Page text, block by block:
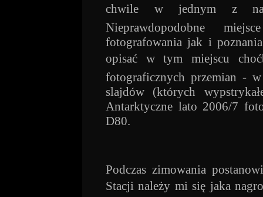
chwile w jednym z
Nieprawdopodobne
fotografowania jak i
opisać w tym miejscu
fotograficznych przemian -
slajdów (których
Antarktyczne lato 2006/7
D80.
Podczas zimowania
Stacji należy mi się jaka